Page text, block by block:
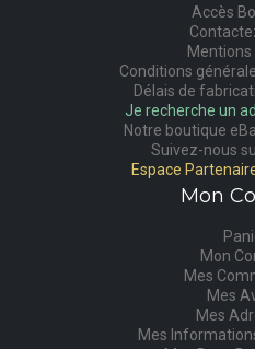
Accès
Mentions
Conditions
Délais de
Je recherche un
Notre boutique
Suivez-nous
Espace
Mon
Mon
Mes
Mes
Mes
Mes